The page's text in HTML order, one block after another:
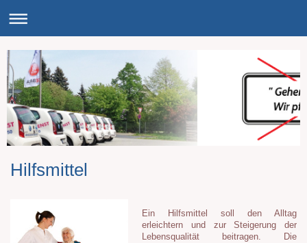
Hilfsmittel
Ein Hilfsmittel soll den Alltag
erleichtern und zur Steigerung der
Lebensqualität beitragen. Die